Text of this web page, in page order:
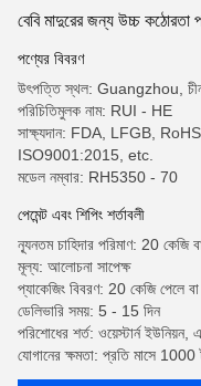
বেবি মাদুরের জন্য উচ্চ
পণ্যের বিবরণ
উৎপত্তি স্থল: Guangzhou,
পরিচিতিমুলক নাম: RUI - HE
সাক্ষ্যদান: FDA, LFGB,
ISO9001:2015, etc.
মডেল নম্বার: RH5350 - 70
পেমেন্ট এবং শিপিং শর্তাবলী
ন্যূনতম চাহিদার পরিমাণ: 20 কেজি
মূল্য: আলোচনা সাপেক্ষ
প্যাকেজিং বিবরণ: 20 কেজি পেলে
ডেলিভারি সময়: 5 - 15 দিন
পরিশোধের শর্ত: ওয়েস্টার্ন
যোগানের ক্ষমতা: প্রতি মাসে 1000